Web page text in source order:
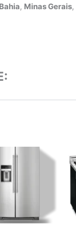
Bahia, Minas Gerais,